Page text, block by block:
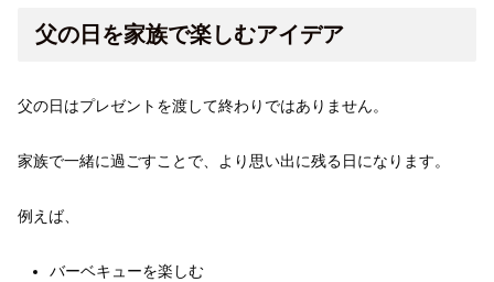
父の日を家族で楽しむアイデア
父の日はプレゼントを渡して終わりではありません。
家族で一緒に過ごすことで、より思い出に残る日になります。
例えば、
バーベキューを楽しむ